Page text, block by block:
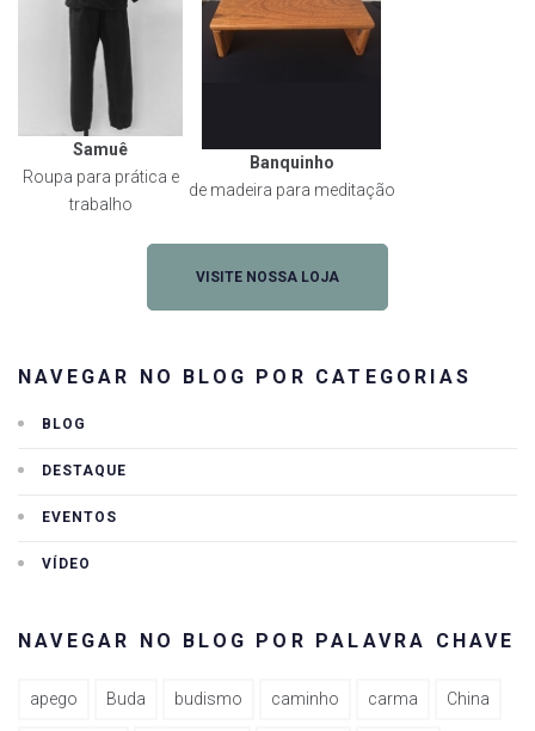
Samuê
Roupa para prática e
trabalho
Banquinho
de madeira para meditação
VISITE NOSSA LOJA
NAVEGAR NO BLOG POR CATEGORIAS
BLOG
DESTAQUE
EVENTOS
VÍDEO
NAVEGAR NO BLOG POR PALAVRA CHAVE
apego Buda budismo caminho carma China